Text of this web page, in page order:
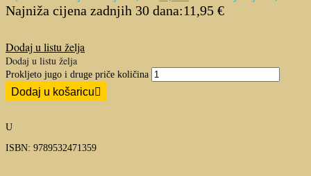
Najniža cijena zadnjih 30 dana:11,95 €
Dodaj u listu želja
Dodaj u listu želja
Prokljeto jugo i druge priče količina
Dodaj u košaricu
U
ISBN: 9789532471359